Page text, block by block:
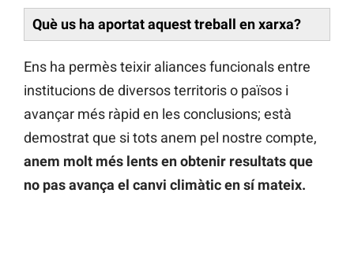
Què us ha aportat aquest treball en xarxa?
Ens ha permès teixir aliances funcionals entre
institucions de diversos territoris o països i
avançar més ràpid en les conclusions; està
demostrat que si tots anem pel nostre compte,
anem molt més lents en obtenir resultats que
no pas avança el canvi climàtic en sí mateix.